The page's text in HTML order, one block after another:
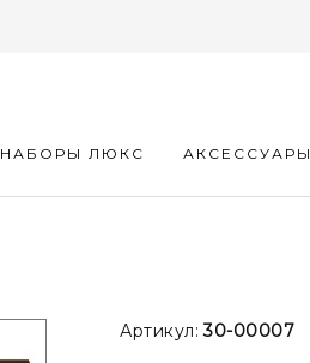
НАБОРЫ ЛЮКС АКСЕССУАРЫ
Артикул: 30-00007